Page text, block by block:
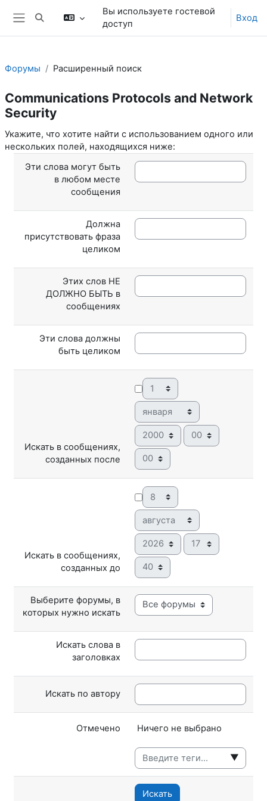
Перейти к основному содержанию
Изменить данные поисковой строки
Вы используете гостевой
доступ
Вход
Форумы Расширенный поиск
Communications Protocols and Network
Security
Укажите, что хотите найти с использованием одного или
нескольких полей, находящихся ниже:
Эти слова могут быть
в любом месте
сообщения
Должна
присутствовать фраза
целиком
Этих слов НЕ
ДОЛЖНО БЫТЬ в
сообщениях
Эти слова должны
быть целиком
Искать в сообщениях,
созданных после
День
Месяц
Год Час
Минута
Искать в сообщениях,
созданных до
День
Месяц
Год Час
Минута
Выберите форумы, в
которых нужно искать
Искать слова в
заголовках
Искать по автору
Отмечено Выбранные элементы:
Ничего не выбрано
▼
Искать